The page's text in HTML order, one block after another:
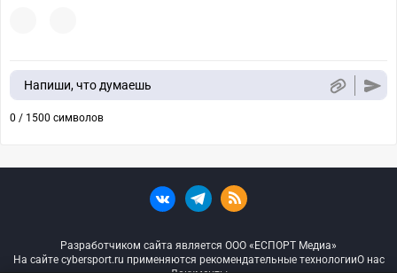
Напиши, что думаешь
0 / 1500 символов
Разработчиком сайта является ООО «ЕСПОРТ Медиа»
На сайте cybersport.ru применяются рекомендательные технологииО нас